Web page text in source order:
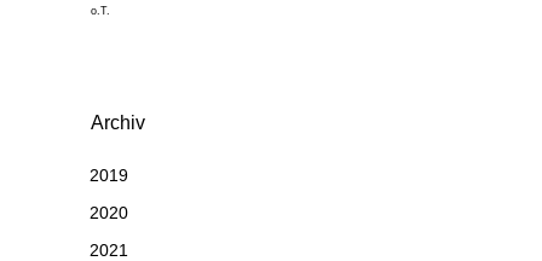
o.T.
Archiv
2019
2020
2021